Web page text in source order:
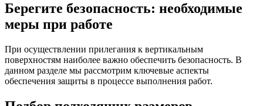
Берегите безопасность: необходимые
меры при работе
При осуществлении прилегания к вертикальным
поверхностям наиболее важно обеспечить безопасность. В
данном разделе мы рассмотрим ключевые аспекты
обеспечения защиты в процессе выполнения работ.